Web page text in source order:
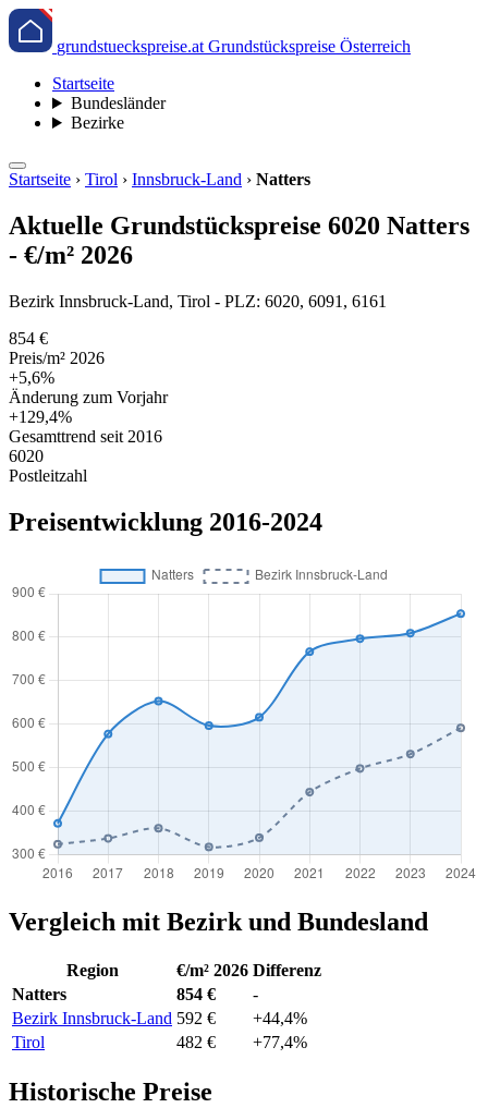
grundstueckspreise.at Grundstückspreise Österreich
Startseite
Bundesländer
Bezirke
Startseite › Tirol › Innsbruck-Land › Natters
Aktuelle Grundstückspreise 6020 Natters
- €/m² 2026
Bezirk Innsbruck-Land, Tirol - PLZ: 6020, 6091, 6161
854 €
Preis/m² 2026
+5,6%
Änderung zum Vorjahr
+129,4%
Gesamttrend seit 2016
6020
Postleitzahl
Preisentwicklung 2016-2024
Vergleich mit Bezirk und Bundesland
Region €/m² 2026 Differenz
Natters
854 €
-
Bezirk Innsbruck-Land 592 €
+44,4%
Tirol
482 € +77,4%
Historische Preise